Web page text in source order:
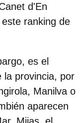
d'En
ranking de
es el
la provincia, por
Manilva o
aparecen